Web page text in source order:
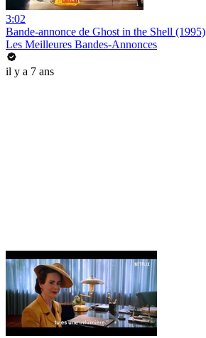
3:02
Bande-annonce de Ghost in the Shell (1995)
Les Meilleures Bandes-Annonces
il y a 7 ans